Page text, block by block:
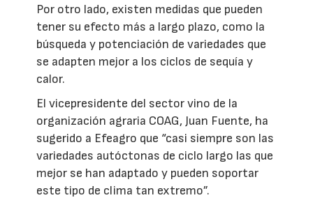
Por otro lado, existen medidas que pueden
tener su efecto más a largo plazo, como la
búsqueda y potenciación de variedades que
se adapten mejor a los ciclos de sequía y
calor.
El vicepresidente del sector vino de la
organización agraria COAG, Juan Fuente, ha
sugerido a Efeagro que “casi siempre son las
variedades autóctonas de ciclo largo las que
mejor se han adaptado y pueden soportar
este tipo de clima tan extremo”.